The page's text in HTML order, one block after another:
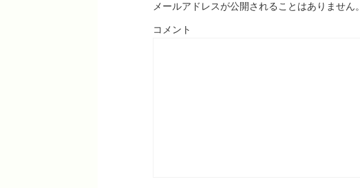
メールアドレスが公開されることはありません。
コメント